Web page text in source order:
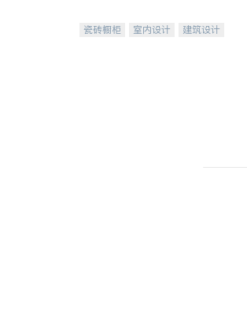
瓷砖橱柜 室内设计
建筑设计